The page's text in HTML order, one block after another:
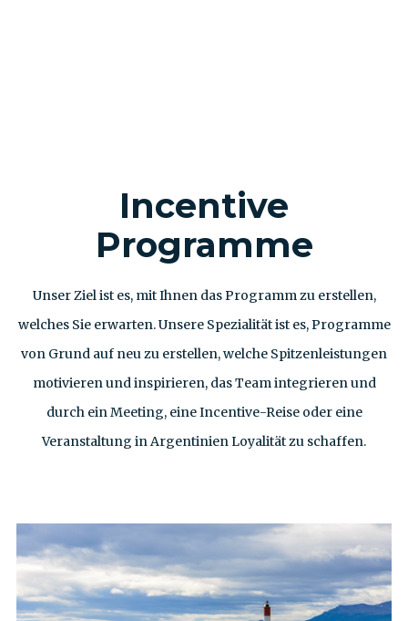
Incentive
Programme
Unser Ziel ist es, mit Ihnen das Programm zu erstellen,
welches Sie erwarten. Unsere Spezialität ist es, Programme
von Grund auf neu zu erstellen, welche Spitzenleistungen
motivieren und inspirieren, das Team integrieren und
durch ein Meeting, eine Incentive-Reise oder eine
Veranstaltung in Argentinien Loyalität zu schaffen.